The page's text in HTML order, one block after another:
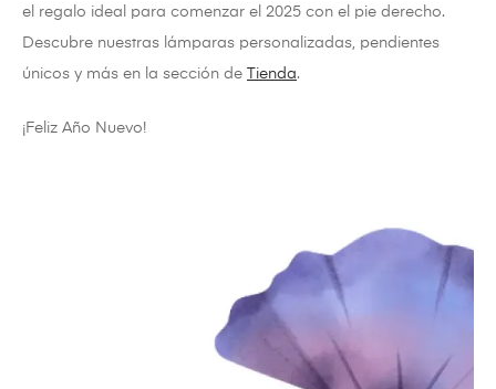
el regalo ideal para comenzar el 2025 con el pie derecho.
Descubre nuestras lámparas personalizadas, pendientes
únicos y más en la sección de Tienda.
¡Feliz Año Nuevo!